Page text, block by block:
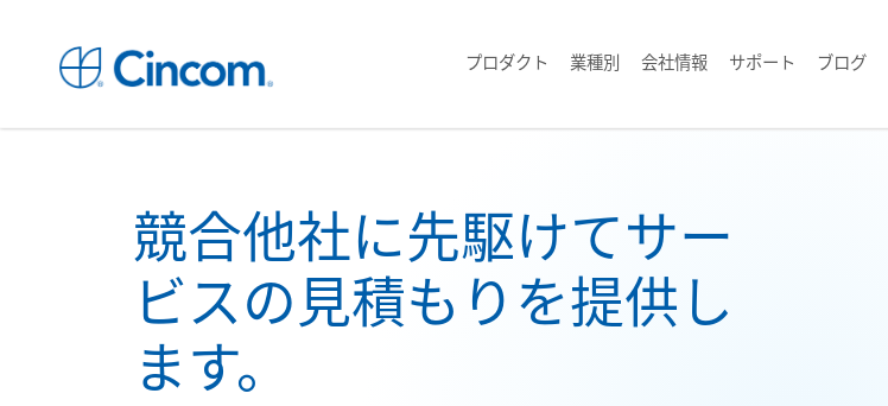
プロダクト 業種別 会社情報 サポート ブログ
競合他社に先駆けてサー
ビスの見積もりを提供し
ます。